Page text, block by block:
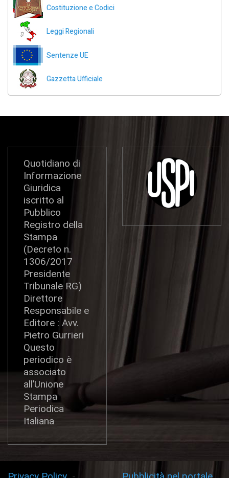
Costituzione e Codici
Leggi Regionali
Sentenze UE
Gazzetta Ufficiale
Quotidiano di
Informazione
Giuridica
iscritto al
Pubblico
Registro della
Stampa
(Decreto n.
1306/2017
Presidente
Tribunale RG)
Direttore
Responsabile e
Editore : Avv.
Pietro Gurrieri
Questo
periodico è
associato
all’Unione
Stampa
Periodica
Italiana